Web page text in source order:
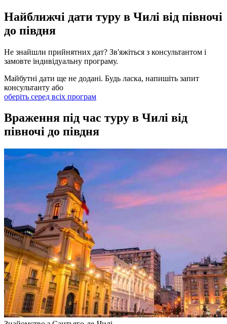
Найближчі дати туру в Чилі від півночі
до півдня
Не знайшли прийнятних дат? Зв'яжіться з консультантом і
замовте індивідуальну програму.
Майбутні дати ще не додані. Будь ласка, напишіть запит
консультанту або
оберіть серед всіх програм
Враження під час туру в Чилі від
півночі до півдня